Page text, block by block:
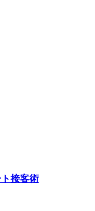
接客術